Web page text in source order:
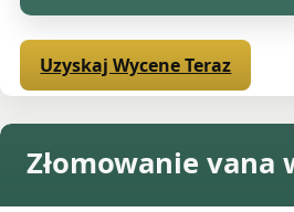
Uzyskaj Wycene Teraz
Złomowanie vana